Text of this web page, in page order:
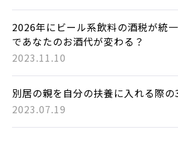
2026年にビール系飲料の酒税が統
であなたのお酒代が変わる？
2023.11.10
別居の親を自分の扶養に入れる際
2023.07.19